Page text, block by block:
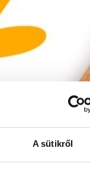
A sütikről